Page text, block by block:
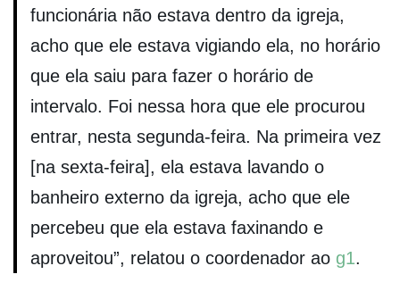
funcionária não estava dentro da igreja,
acho que ele estava vigiando ela, no horário
que ela saiu para fazer o horário de
intervalo. Foi nessa hora que ele procurou
entrar, nesta segunda-feira. Na primeira vez
[na sexta-feira], ela estava lavando o
banheiro externo da igreja, acho que ele
percebeu que ela estava faxinando e
aproveitou”, relatou o coordenador ao g1.